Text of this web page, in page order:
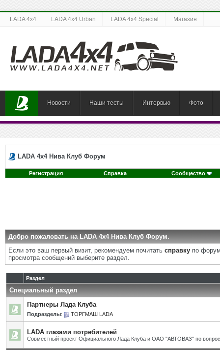
LADA 4x4 LADA 4x4 Urban LADA 4x4 Special Магазин
Новости Наши тесты Интервью Фото
LADA 4x4 Нива Клуб Форум
Регистрация Справка Сообщество
Добро пожаловать на LADA 4x4 Нива Клуб Форум.
Если это ваш первый визит, рекомендуем почитать справку по
просмотра сообщений выберите раздел.
Раздел
Специальный раздел
Партнеры Лада Клуба
Подразделы: ТОРГМАШ LADA
LADA глазами потребителей
Совместный проект Официального Лада Клуба и ОАО "АВТОВАЗ" по